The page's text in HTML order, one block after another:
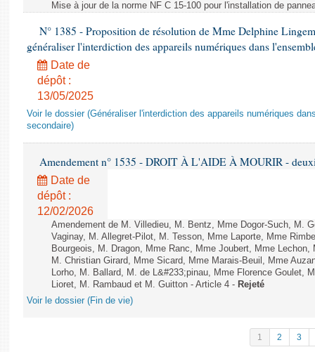
Mise à jour de la norme NF C 15-100 pour l'installation de
N° 1385 - Proposition de résolution de Mme Delphine
généraliser l'interdiction des appareils numériques dans
Date de
dépôt :
13/05/2025
Voir le dossier (Généraliser l'interdiction des appareils numériques
secondaire)
Amendement n° 1535 - DROIT À L'AIDE À MOURIR -
Date de
dépôt :
12/02/2026
Amendement de M. Villedieu, M. Bentz, Mme Dogor-Such, M.
Vaginay, M. Allegret-Pilot, M. Tesson, Mme Laporte, Mme
Bourgeois, M. Dragon, Mme Ranc, Mme Joubert, Mme
M. Christian Girard, Mme Sicard, Mme Marais-Beuil, Mme
Lorho, M. Ballard, M. de L&#233;pinau, Mme Florence Goulet,
Lioret, M. Rambaud et M. Guitton - Article 4 - Rejeté
Voir le dossier (Fin de vie)
1 2 3